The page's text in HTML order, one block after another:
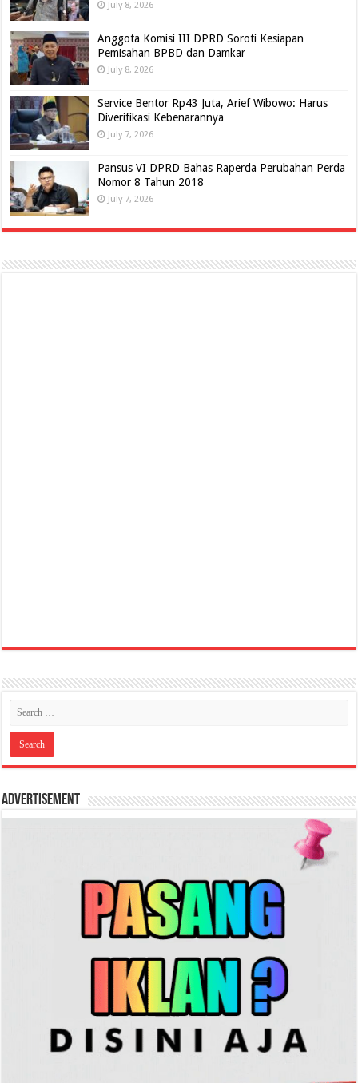
July 8, 2026
Anggota Komisi III DPRD Soroti Kesiapan
Pemisahan BPBD dan Damkar
July 8, 2026
Service Bentor Rp43 Juta, Arief Wibowo: Harus
Diverifikasi Kebenarannya
July 7, 2026
Pansus VI DPRD Bahas Raperda Perubahan Perda
Nomor 8 Tahun 2018
July 7, 2026
Advertisement